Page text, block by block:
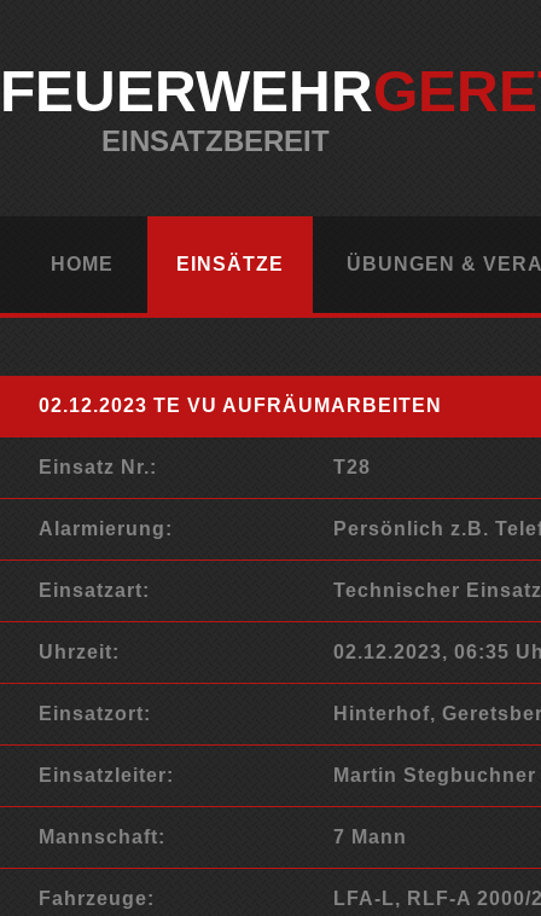
FEUERWEHR
EINSATZBEREIT
HOME EINSÄTZE ÜBUNGEN &
02.12.2023 TE VU AUFRÄUMARBEITEN
Einsatz Nr.: T28
Alarmierung: Persönlich z.B.
Einsatzart: Technischer Einsatz
Uhrzeit: 02.12.2023, 06:35
Einsatzort: Hinterhof,
Einsatzleiter: Martin Stegbuchner
Mannschaft: 7 Mann
Fahrzeuge: LFA-L, RLF-A 2000/